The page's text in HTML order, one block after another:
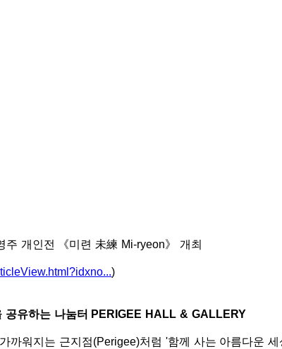
개인전 《미련 未練 Mi-ryeon》 개최
)
공유하는 나눔터 PERIGEE HALL & GALLERY
까워지는 근지점(Perigee)처럼 '함께 사는 아름다운